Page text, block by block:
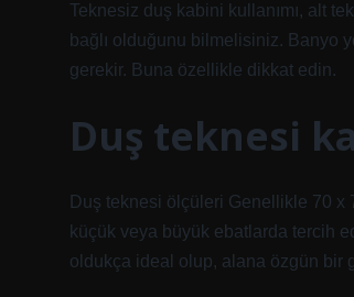
Teknesiz duş kabini kullanımı, alt
bağlı olduğunu bilmelisiniz. Banyo
gerekir. Buna özellikle dikkat edin.
Duş teknesi
Duş teknesi ölçüleri Genellikle 70 x
küçük veya büyük ebatlarda tercih
oldukça ideal olup, alana özgün bir